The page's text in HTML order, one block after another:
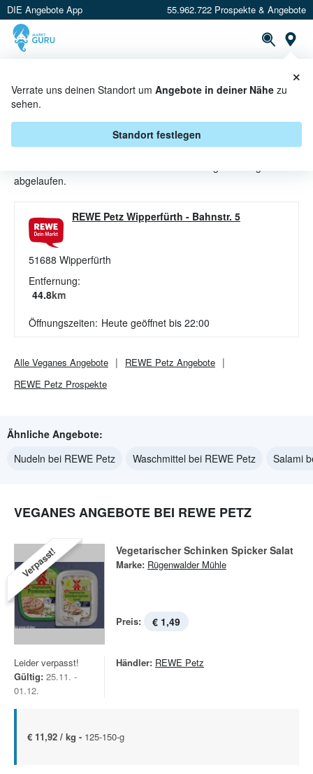
DIE Angebote App 55.962.722 Prospekte & Angebote
Verrate uns deinen Standort um Angebote in deiner Nähe zu
sehen.
Standort festlegen
×
VEGANES ANGEBOTE &
AKTIONEN BEI REWE PETZ
abgelaufen.
REWE Petz Wipperfürth - Bahnstr. 5
51688 Wipperfürth
Entfernung:
44.8km
Öffnungszeiten: Heute geöffnet bis 22:00
Alle Veganes Angebote REWE Petz Angebote
REWE Petz Prospekte
Ähnliche Angebote:
Nudeln bei REWE Petz
Waschmittel bei REWE Petz Salami
VEGANES ANGEBOTE BEI REWE PETZ
Verpasst! Vegetarischer Schinken Spicker Salat
Marke: Rügenwalder Mühle
Preis: € 1,49
Leider verpasst!
Gültig: 25.11. -
01.12.
Händler: REWE Petz
€ 11,92 / kg - 125-150-g